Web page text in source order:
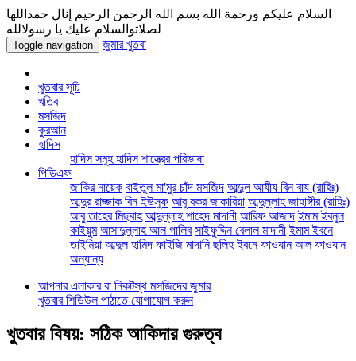
السلام عليكم ورحمة الله بسم الله الرحمن الرحيم إنال حمداللها
لصلاتوالسلام عليك يا رسولالله
Toggle navigation জুমার খুতবা
খুতবার সূচি
খতিব
মসজিদ
কুরআন
হাদিস
হাদিস সমুহহাদিস শাস্ত্রের পরিভাষা
পিডিএফ
জাকির নায়েক বাইতুল মা'মুর চাঁদ মসজিদ আব্দুল আযীয বিন বায (রাহিঃ)
আব্দুর রাজ্জাক বিন ইউসুফ আবু বকর জাকারিয়া আব্দুল্লাহ জাহাঙ্গীর (রাহিঃ)
আবু তাহের মিছবাহ আব্দুল্লাহ শাহেদ মাদানী আরিফ আজাদ ইমাম ইবনুল
কাইয়ুম আসাদুল্লাহ আল গালিব সাইফুদ্দিন বেলাল মাদানী ইমাম ইবনে
তাইমিয়া আব্দুল হামিদ ফাইজি মাদানি ছলিহ ইবনে ফাওযান আল ফাওযান
অন্যান্য
আপনার এলাকার বা নিকটস্থ মসজিদের জুমার
খুতবার শিডিউল পাঠাতে যোগাযোগ করুন
খুতবার বিষয়: সঠিক আকিদার গুরুত্ব